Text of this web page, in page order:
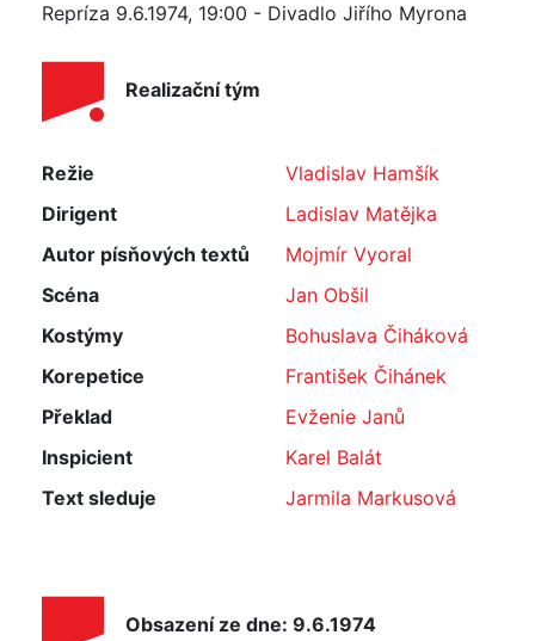
Repríza 9.6.1974, 19:00 - Divadlo Jiřího Myrona
Realizační tým
Režie
Vladislav Hamšík
Dirigent
Ladislav Matějka
Autor písňových textů
Mojmír Vyoral
Scéna
Jan Obšil
Kostýmy
Bohuslava Čiháková
Korepetice
František Čihánek
Překlad
Evženie Janů
Inspicient
Karel Balát
Text sleduje
Jarmila Markusová
Obsazení ze dne: 9.6.1974